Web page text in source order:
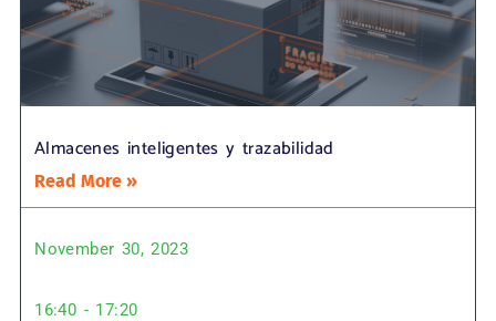
Almacenes inteligentes y trazabilidad
Read More »
November 30, 2023
16:40 - 17:20